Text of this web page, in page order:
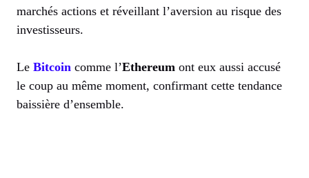
marchés actions et réveillant l’aversion au risque des
investisseurs.
Le Bitcoin comme l’Ethereum ont eux aussi accusé
le coup au même moment, confirmant cette tendance
baissière d’ensemble.